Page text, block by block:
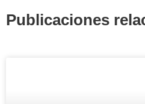
Publicaciones